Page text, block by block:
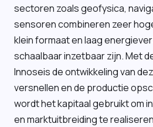
sectoren zoals geofysica,
sensoren combineren zeer
klein formaat en laag
schaalbaar inzetbaar zijn. Met
Innoseis de ontwikkeling van
versnellen en de productie
wordt het kapitaal gebruikt om
en marktuitbreiding te realiseren